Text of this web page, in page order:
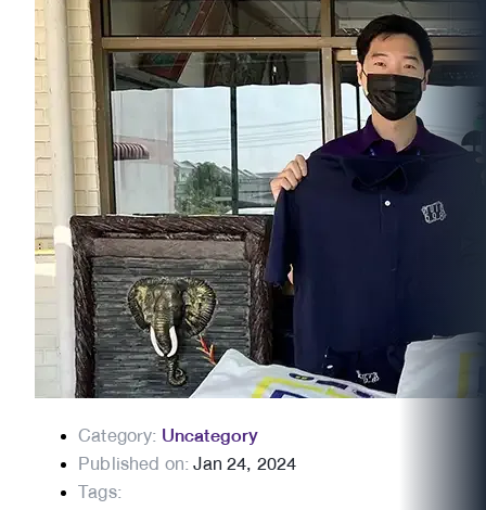
Category: Uncategory
Published on:Jan 24, 2024
Tags: